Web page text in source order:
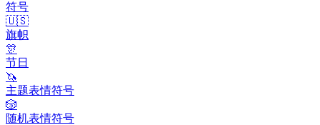
符号
🇺🇸
旗帜
🎊
节日
🦄
主题表情符号
🎲
随机表情符号